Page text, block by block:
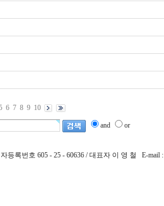
6 7 8 9 10
and or
등록번호 605 - 25 - 60636 / 대표자 이 영 철 E-mail :